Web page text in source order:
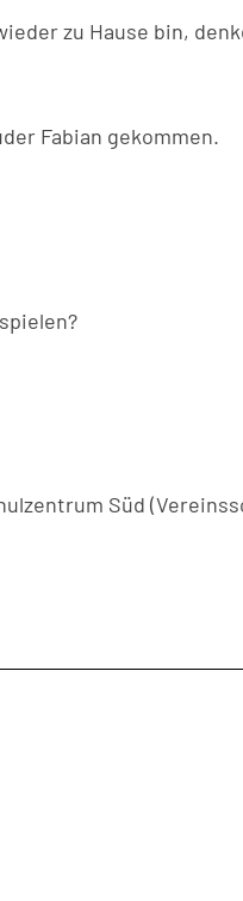
zu Hause bin,
Fabian gekommen.
Süd